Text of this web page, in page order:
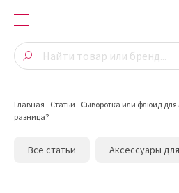
Главная - Статьи - Сыворотка или флюид для
разница?
Все статьи Аксессуары